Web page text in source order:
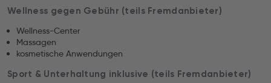
Wellness gegen Gebühr (teils Fremdanbieter)
Wellness-Center
Massagen
kosmetische Anwendungen
Sport & Unterhaltung inklusive (teils Fremdanbieter)